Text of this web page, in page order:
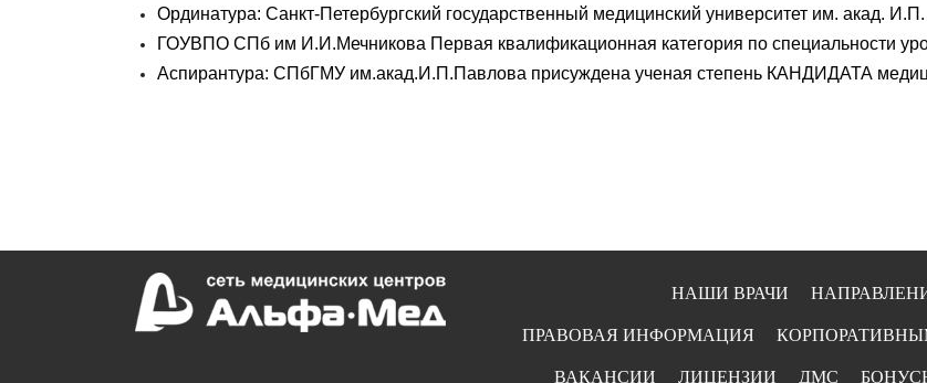
Ординатура: Санкт-Петербургский государственный медицинский университет им. акад.
ГОУВПО СПб им И.И.Мечникова Первая квалификационная категория по специальности
Аспирантура: СПбГМУ им.акад.И.П.Павлова присуждена ученая степень КАНДИДАТА
НАШИ ВРАЧИ
ПРАВОВАЯ ИНФОРМАЦИЯ
ДМС
ЛИЦЕНЗИИ
ВАКАНСИИ